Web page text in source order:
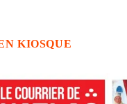
KIOSQUE